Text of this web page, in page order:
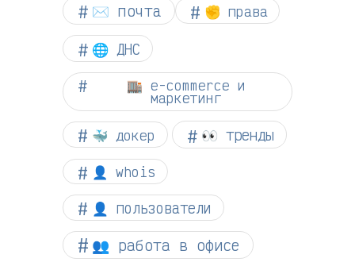
✉️ почта ✊ права
🌐 ДНС
🏬 e-commerce и
маркетинг
🐳 докер 👀 тренды
👤 whois
👤 пользователи
👥 работа в офисе